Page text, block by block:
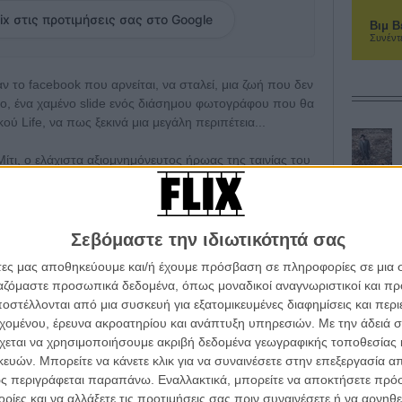
Σεβόμαστε την ιδιωτικότητά σας
μας αποθηκεύουμε και/ή έχουμε πρόσβαση σε πληροφορίες σε
προσωπικά δεδομένα, όπως μοναδικοί αναγνωριστικοί και
από μια συσκευή για εξατομικευμένες διαφημίσεις και
έρευνα ακροατηρίου και ανάπτυξη υπηρεσιών. Με την άδειά
να χρησιμοποιήσουμε ακριβή δεδομένα γεωγραφικής τοποθεσίας
Μπορείτε να κάνετε κλικ για να συναινέσετε στην επεξεργασία
περιγράφεται παραπάνω. Εναλλακτικά, μπορείτε να αποκτήσετε
και να αλλάξετε τις προτιμήσεις σας πριν συναινέσετε ή να
στις προτιμήσεις σας στο Google
το facebook που αρνείται, να σταλεί, μια ζωή που δεν
ένα χαμένο slide ενός διάσημου φωτογράφου που θα
Life, να πως ξεκινά μια μεγάλη περιπέτεια...
ο ελάχιστα αξιομνημόνευτος ήρωας της ταινίας του
του, μα στην πραγματικότητα.
να διαδραματίζεται και πάλι «εντός», καθώς το
μα και και αναμφίβολα υπαρξιακό.
πρωταγωνιστεί κι όλας, δείχνει ιδανικός στον ρόλο
να τολμήσει το πιο απρόβλεπτο και
σε κάτι που μοιάζει με μια υπέροχη
και στα πιο εσωτερικά τοπία του εαυτού σου.
Βιμ